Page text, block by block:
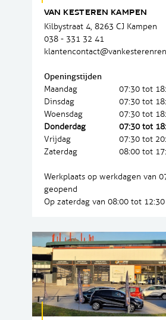
VAN KESTEREN KAMPEN
Kilbystraat 4, 8263 CJ Kampen
038 - 331 32 41
Openingstijden
Maandag
07:30 tot
Dinsdag
07:30 tot
Woensdag
07:30 tot
Donderdag
07:30 tot
Vrijdag
07:30 tot
Zaterdag
08:00 tot
Werkplaats op werkdagen van
geopend
Op zaterdag van 08:00 tot